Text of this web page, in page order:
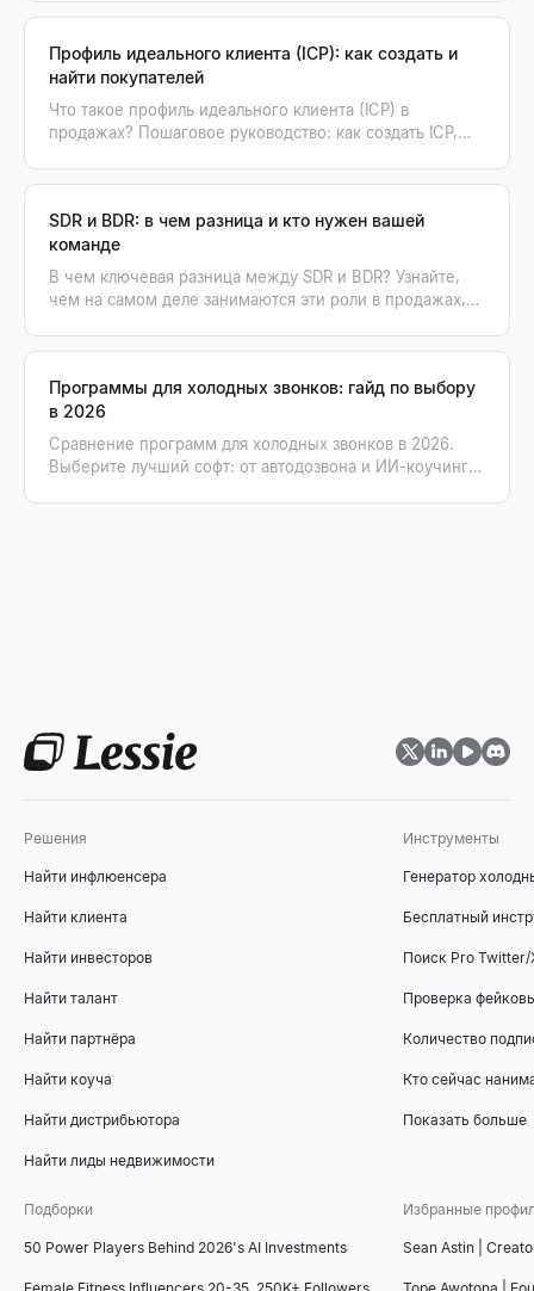
Профиль идеального клиента (ICP): как создать и
найти покупателей
Что такое профиль идеального клиента (ICP) в
продажах? Пошаговое руководство: как создать ICP,
SDR и BDR: в чем разница и кто нужен вашей
команде
В чем ключевая разница между SDR и BDR? Узнайте,
чем на самом деле занимаются эти роли в продажах,
Программы для холодных звонков: гайд по выбору
в 2026
Сравнение программ для холодных звонков в 2026.
Выберите лучший софт: от автодозвона и ИИ-коучинга
Решения
Найти инфлюенсера
Найти клиента
Найти инвесторов
Найти талант
Найти партнёра
Найти коуча
Найти дистрибьютора
Найти лиды недвижимости
Инструменты
Генератор
Бесплатный
Поиск Pro Twitter/
Проверка
Количество
Кто сейчас
Показать больше
Подборки
50 Power Players Behind 2026's AI Investments
Избранные
Sean Astin |